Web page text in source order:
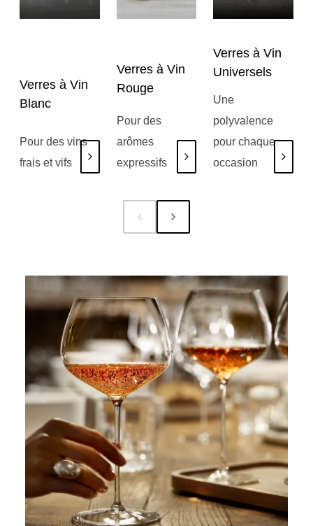
Verres à Vin
Blanc
Pour des vins
frais et vifs
Verres à Vin
Rouge
Pour des
arômes
expressifs
Verres à Vin
Universels
Une
polyvalence
pour chaque
occasion